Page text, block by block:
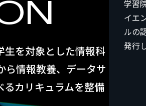
生を対象とした情報科
ら情報教養、データサ
カリキュラムを整備
学習
イエ
ルの
発行